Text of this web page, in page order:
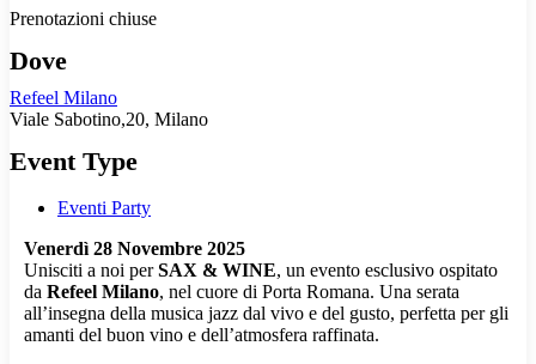
Prenotazioni chiuse
Dove
Refeel Milano
Viale Sabotino,20, Milano
Event Type
Eventi Party
Venerdì 28 Novembre 2025
Unisciti a noi perSAX & WINE, un evento esclusivo ospitato
da Refeel Milano, nel cuore di Porta Romana. Una serata
all’insegna della musica jazz dal vivo e del gusto, perfetta per gli
amanti del buon vino e dell’atmosfera raffinata.